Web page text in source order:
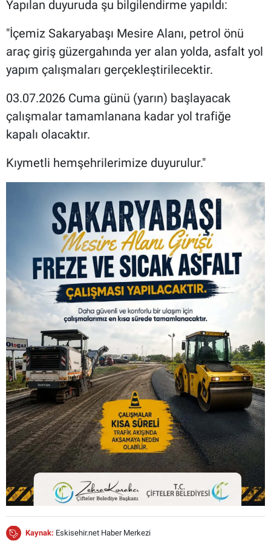
Yapılan duyuruda şu bilgilendirme yapıldı:
"İçemiz Sakaryabaşı Mesire Alanı, petrol önü
araç giriş güzergahında yer alan yolda, asfalt yol
yapım çalışmaları gerçekleştirilecektir.
03.07.2026 Cuma günü (yarın) başlayacak
çalışmalar tamamlanana kadar yol trafiğe
kapalı olacaktır.
Kıymetli hemşehrilerimize duyurulur."
Kaynak: Eskisehir.net Haber Merkezi